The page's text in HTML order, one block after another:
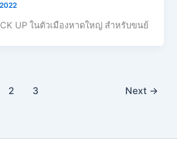
UP ในตัวเมืองหาดใหญ่ สำหรับขนย้
2 3 Next →